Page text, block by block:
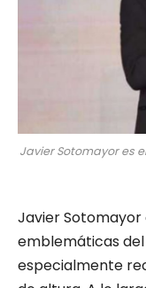
Javier Sotomayor es
Javier Sotomayor
emblemáticas
especialmente